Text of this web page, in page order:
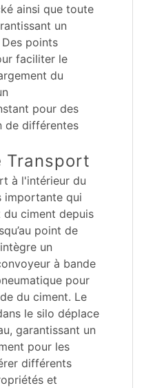
ainsi que toute
un
points
faciliter le
du
pour des
de différentes
Transport
à l'intérieur du
importante qui
du ciment depuis
point de
un
à bande
pour
du ciment. Le
le silo déplace
garantissant un
pour les
différents
et